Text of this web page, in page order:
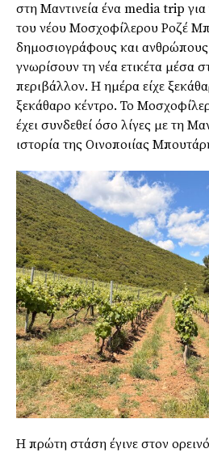
στη Μαντινεία ένα media trip
του νέου Μοσχοφίλερου Ροζέ
δημοσιογράφους και
γνωρίσουν τη νέα ετικέτα μέσα
περιβάλλον. Η ημέρα είχε
ξεκάθαρο κέντρο. Το
έχει συνδεθεί όσο λίγες με τη
ιστορία της Οινοποιίας
Η πρώτη στάση έγινε στον